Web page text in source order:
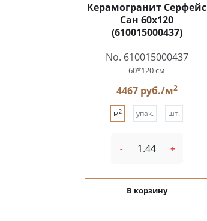
Керамогранит Серфейс
Сан 60x120
(610015000437)
No. 610015000437
60*120 см
4467 руб./м2
м2 упак. шт.
- +
В корзину